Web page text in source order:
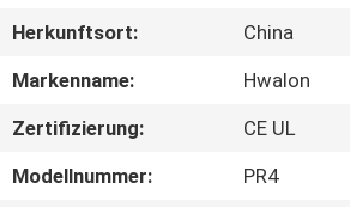
UNS
QUALITÄTSKONTROLLE
Herkunftsort:
China
Markenname:
Hwalon
Zertifizierung:
CE UL
Modellnummer:
PR4